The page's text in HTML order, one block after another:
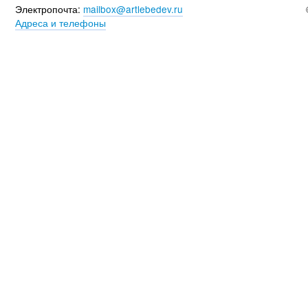
Электропочта: mailbox@artlebedev.ru
Адреса и телефоны